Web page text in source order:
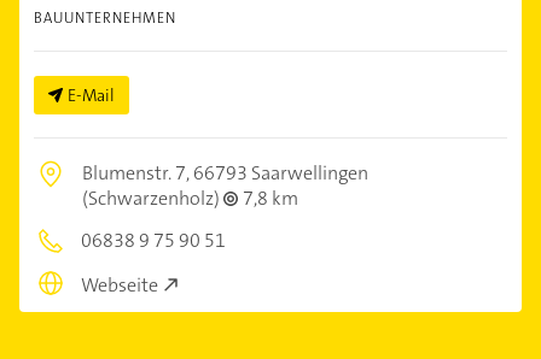
BAUUNTERNEHMEN
E-Mail
Blumenstr. 7,66793 Saarwellingen
(Schwarzenholz)
7,8 km
06838 9 75 90 51
Webseite